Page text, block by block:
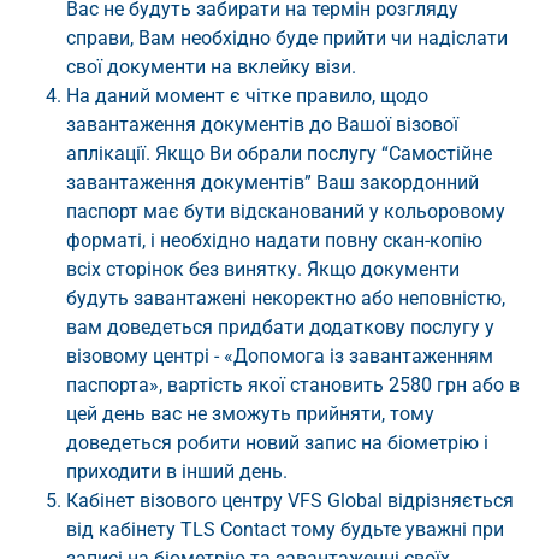
Вас не будуть забирати на термін розгляду
справи, Вам необхідно буде прийти чи надіслати
свої документи на вклейку візи.
На даний момент є чітке правило, щодо
завантаження документів до Вашої візової
аплікації. Якщо Ви обрали послугу “Самостійне
завантаження документів” Ваш закордонний
паспорт має бути відсканований у кольоровому
форматі, і необхідно надати повну скан-копію
всіх сторінок без винятку. Якщо документи
будуть завантажені некоректно або неповністю,
вам доведеться придбати додаткову послугу у
візовому центрі - «Допомога із завантаженням
паспорта», вартість якої становить 2580 грн або в
цей день вас не зможуть прийняти, тому
доведеться робити новий запис на біометрію і
приходити в інший день.
Кабінет візового центру VFS Global відрізняється
від кабінету TLS Contact тому будьте уважні при